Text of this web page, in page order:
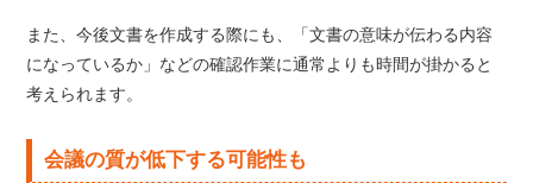
また、今後文書を作成する際にも、「文書の意味が伝わる内容
になっているか」などの確認作業に通常よりも時間が掛かると
考えられます。
会議の質が低下する可能性も